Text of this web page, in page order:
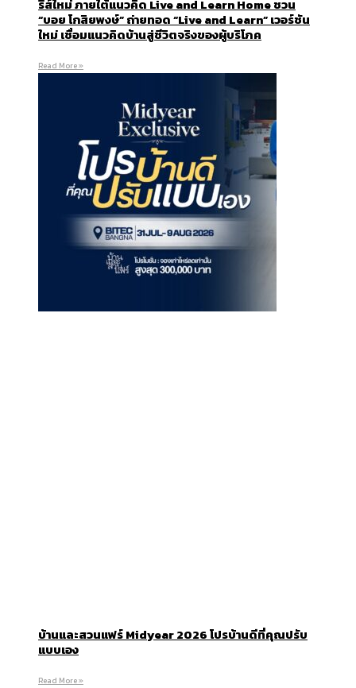
รีส์ใหม่ ภายใต้แนวคิด Live and Learn Home ชวน
“บอย โกสิยพงษ์” ถ่ายทอด “Live and Learn” เวอร์ชัน
ใหม่ เชื่อมแนวคิดบ้านสู่ชีวิตจริงของผู้บริโภค
Read More »
บ้านและสวนแฟร์ Midyear 2026 โปรบ้านดีที่คุณปรับ
แบบเอง
Read More »